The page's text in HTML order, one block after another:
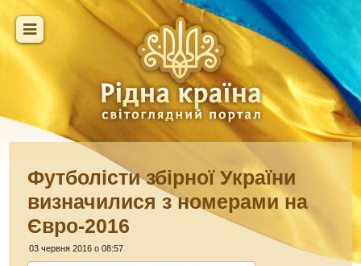
Футболісти збірної України
визначилися з номерами на
Євро-2016
03 червня 2016 о 08:57